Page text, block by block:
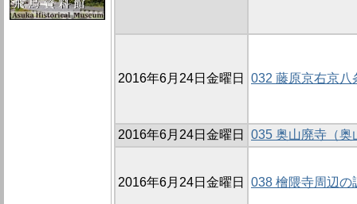
2016年6月24日金曜日 032 藤原京右京八
2016年6月24日金曜日 035 奥山廃寺（奥
2016年6月24日金曜日 038 檜隈寺周辺の